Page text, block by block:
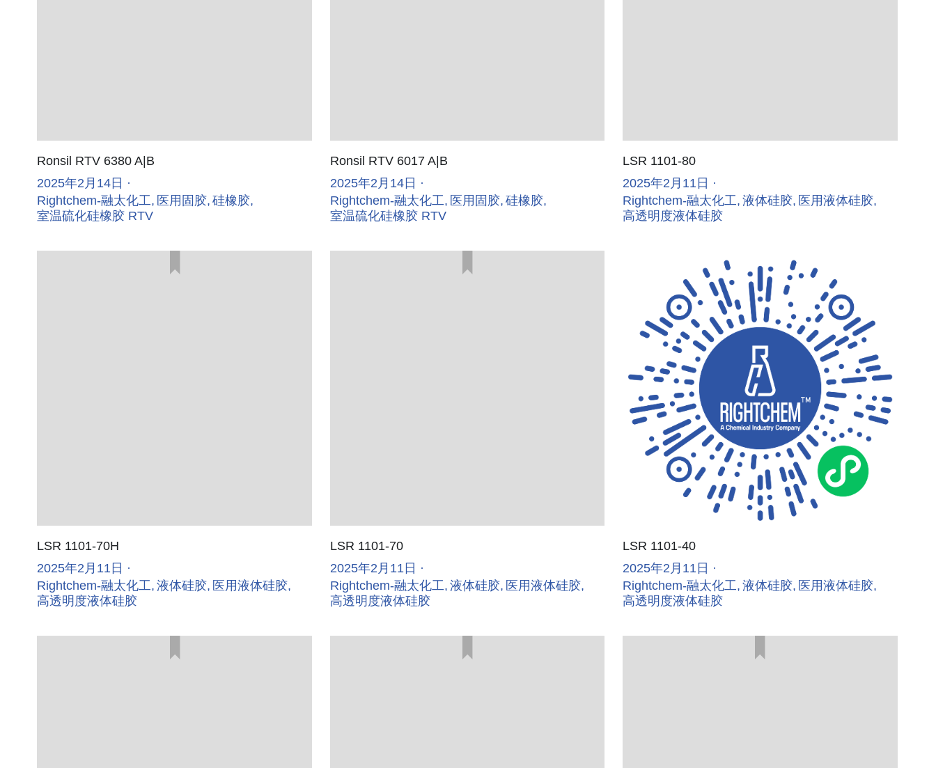
Ronsil RTV 6380 A|B
2025年2月14日 ·
Rightchem-融太化工, 医用固胶, 硅橡胶,
室温硫化硅橡胶 RTV
Ronsil RTV 6017 A|B
2025年2月14日 ·
Rightchem-融太化工, 医用固胶, 硅橡胶,
室温硫化硅橡胶 RTV
LSR 1101-80
2025年2月11日 ·
Rightchem-融太化工, 液体硅胶, 医用液体硅胶,
高透明度液体硅胶
LSR 1101-70H
2025年2月11日 ·
Rightchem-融太化工, 液体硅胶, 医用液体硅胶,
高透明度液体硅胶
LSR 1101-70
2025年2月11日 ·
Rightchem-融太化工, 液体硅胶, 医用液体硅胶,
高透明度液体硅胶
LSR 1101-40
2025年2月11日 ·
Rightchem-融太化工, 液体硅胶, 医用液体硅胶,
高透明度液体硅胶